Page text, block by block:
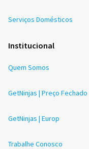
Serviços Domésticos
Institucional
Quem Somos
GetNinjas | Preço Fechado
GetNinjas | Europ
Trabalhe Conosco